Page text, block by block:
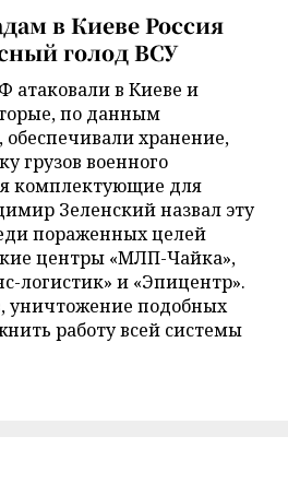
в Киеве Россия
голод ВСУ
атаковали в Киеве и
по данным
хранение,
грузов военного
комплектующие для
Зеленский назвал эту
пораженных целей
центры «МЛП-Чайка»,
логистик» и «Эпицентр».
уничтожение подобных
работу всей системы